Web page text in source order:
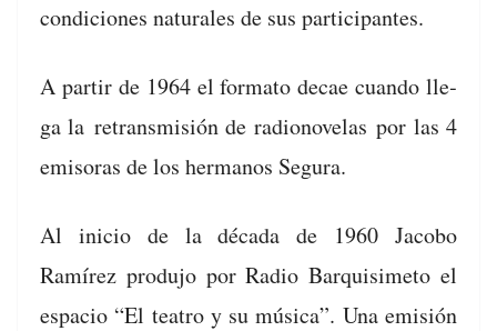
condi­ciones nat­u­rales de sus participantes.
A par­tir de 1964 el for­ma­to decae cuan­do lle­
ga la retrans­misión de radionov­e­laspor las 4
emiso­ras de los her­manos Segura.
Al ini­cio de la déca­da de 1960 Jacobo
Ramírez pro­du­jo por Radio Bar­quisime­to el
espa­cio “El teatro y su músi­ca”. Una emisión